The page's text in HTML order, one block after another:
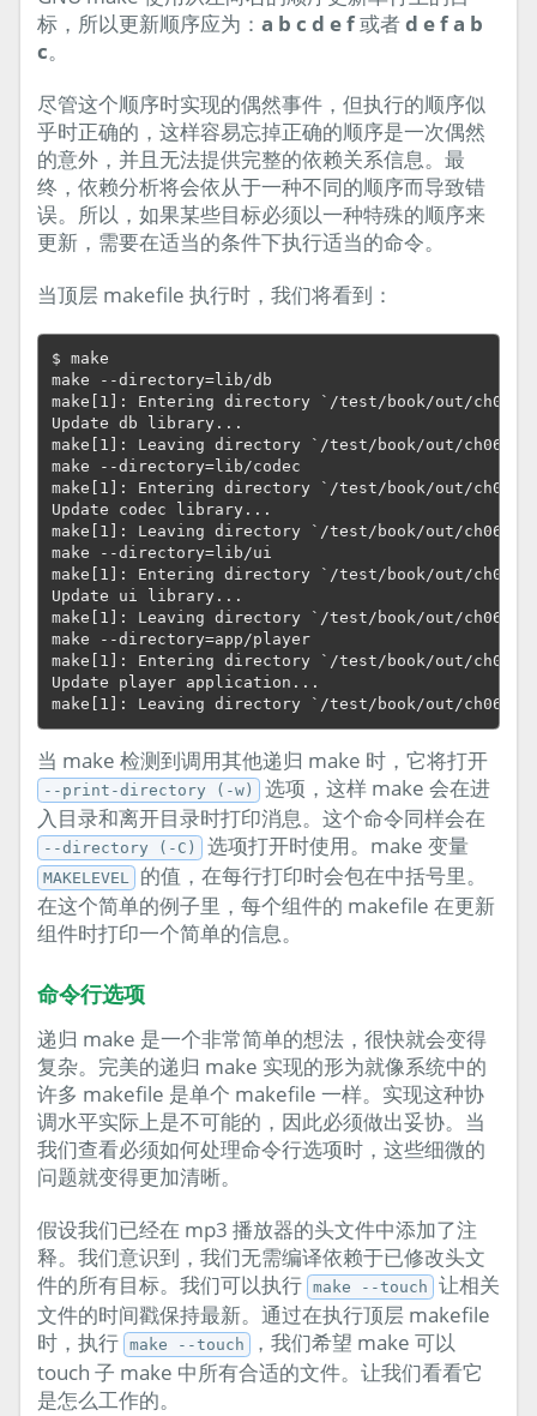
标，所以更新顺序应为： a b c d e f或者d e f a b
c。
尽管这个顺序时实现的偶然事件，但执行的顺序似
乎时正确的，这样容易忘掉正确的顺序是一次偶然
的意外，并且无法提供完整的依赖关系信息。最
终，依赖分析将会依从于一种不同的顺序而导致错
误。所以，如果某些目标必须以一种特殊的顺序来
更新，需要在适当的条件下执行适当的命令。
当顶层 makefile 执行时，我们将看到：
$ make
make --directory=lib/db
make[1]: Entering directory `/test/book/out/ch06-
Update db library...
make[1]: Leaving directory `/test/book/out/ch06-
make --directory=lib/codec
make[1]: Entering directory `/test/book/out/ch06-
Update codec library...
make[1]: Leaving directory `/test/book/out/ch06-
make --directory=lib/ui
make[1]: Entering directory `/test/book/out/
Update ui library...
make[1]: Leaving directory `/test/book/out/ch06-
make --directory=app/player
make[1]: Entering directory `/test/book/out/ch06-
Update player application...
当 make 检测到调用其他递归 make 时，它将打开
--print-directory (-w)
选项，这样 make 会在进
入目录和离开目录时打印消息。这个命令同样会在
--directory (-C) 选项打开时使用。make 变量
MAKELEVEL
的值，在每行打印时会包在中括号里。
在这个简单的例子里，每个组件的 makefile 在更新
组件时打印一个简单的信息。
命令行选项
递归 make 是一个非常简单的想法，很快就会变得
复杂。完美的递归 make 实现的形为就像系统中的
许多 makefile 是单个 makefile 一样。实现这种协
调水平实际上是不可能的，因此必须做出妥协。当
我们查看必须如何处理命令行选项时，这些细微的
问题就变得更加清晰。
假设我们已经在 mp3 播放器的头文件中添加了注
释。我们意识到，我们无需编译依赖于已修改头文
件的所有目标。我们可以执行 make --touch
让相关
文件的时间戳保持最新。通过在执行顶层 makefile
时，执行 make --touch
，我们希望 make 可以
touch 子 make 中所有合适的文件。让我们看看它
是怎么工作的。